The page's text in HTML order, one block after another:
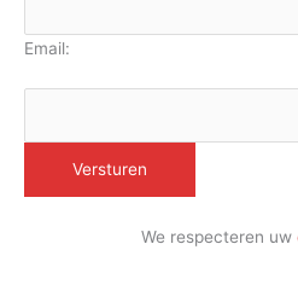
Email:
We respecteren uw